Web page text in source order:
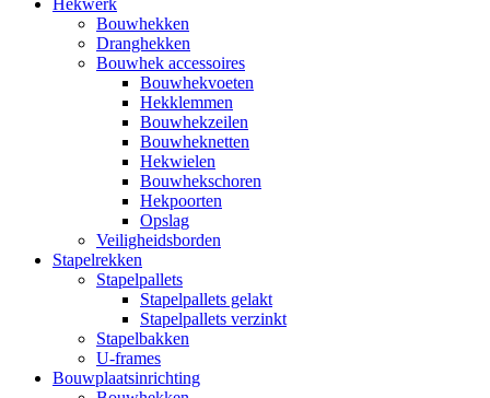
Hekwerk
Bouwhekken
Dranghekken
Bouwhek accessoires
Bouwhekvoeten
Hekklemmen
Bouwhekzeilen
Bouwheknetten
Hekwielen
Bouwhekschoren
Hekpoorten
Opslag
Veiligheidsborden
Stapelrekken
Stapelpallets
Stapelpallets gelakt
Stapelpallets verzinkt
Stapelbakken
U-frames
Bouwplaatsinrichting